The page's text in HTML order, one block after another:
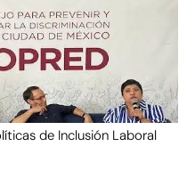
de Inclusión Laboral